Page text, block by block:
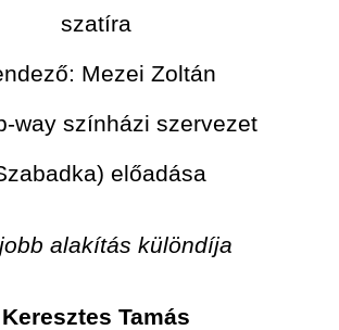
szatíra
Mezei Zoltán
way színházi szervezet
előadása
alakítás különdíja
Keresztes Tamás